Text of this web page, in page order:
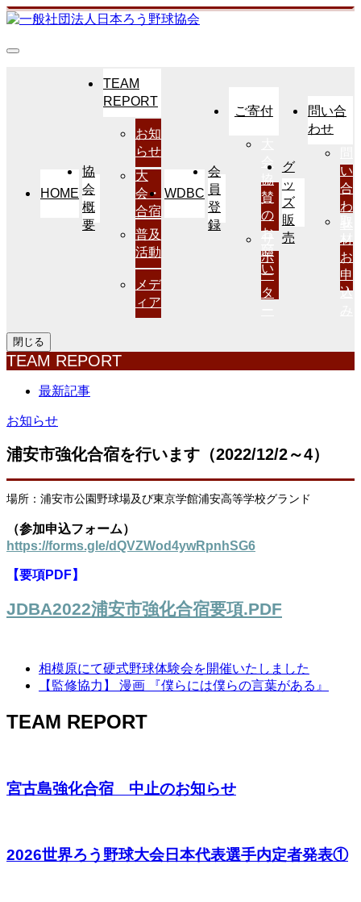
HOME
協
会
概
要
TEAM
REPORT
お知
らせ
大
会・
合宿
普及
活動
メデ
ィア
WDBC
会
員
登
録
ご寄付
協
賛
の
お
願
い
ポ
ー
タ
グ
ッ
ズ
販
売
問い合
わせ
い
合
わ
材
お
申
込
閉じる
TEAM REPORT
最新記事
お知らせ
浦安市強化合宿を行います（2022/12/2～4）
場所：浦安市公園野球場及び東京学館浦安高等学校グランド
（参加申込フォーム）
https://forms.gle/dQVZWod4ywRpnhSG6
【要項PDF】
JDBA2022浦安市強化合宿要項.PDF
相模原にて硬式野球体験会を開催いたしました
【監修協力】 漫画 『僕らには僕らの言葉がある』
TEAM REPORT
宮古島強化合宿 中止のお知らせ
2026世界ろう野球大会日本代表選手内定者発表①